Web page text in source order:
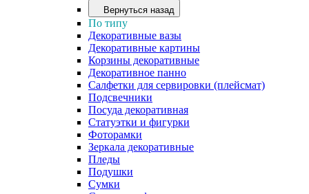
Вернуться назад
По типу
Декоративные вазы
Декоративные картины
Корзины декоративные
Декоративное панно
Салфетки для сервировки (плейсмат)
Подсвечники
Посуда декоративная
Статуэтки и фигурки
Фоторамки
Зеркала декоративные
Пледы
Подушки
Сумки